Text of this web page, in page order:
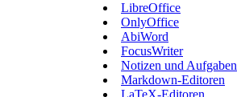
LibreOffice
OnlyOffice
AbiWord
FocusWriter
Notizen und Aufgaben
Markdown-Editoren
LaTeX-Editoren